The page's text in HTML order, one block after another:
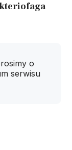
o
serwisu